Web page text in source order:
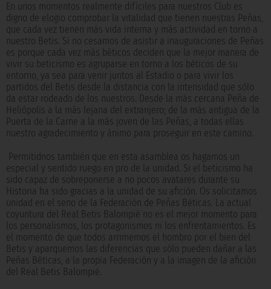
En unos momentos realmente difíciles para nuestros Club es
digno de elogio comprobar la vitalidad que tienen nuestras Peñas,
que cada vez tienen más vida interna y más actividad en torno a
nuestro Betis. Si no cesamos de asistir a inauguraciones de Peñas
es porque cada vez más béticos deciden que la mejor manera de
vivir su beticismo es agruparse en torno a los béticos de su
entorno, ya sea para venir juntos al Estadio o para vivir los
partidos del Betis desde la distancia con la intensidad que sólo
da estar rodeado de los nuestros. Desde la más cercana Peña de
Heliópolis a la más lejana del extranjero; de la más antigua de la
Puerta de la Carne a la más joven de las Peñas, a todas ellas
nuestro agradecimiento y ánimo para proseguir en este camino.
Permitidnos también que en esta asamblea os hagamos un
especial y sentido ruego en pro de la unidad. Si el beticismo ha
sido capaz de sobreponerse a no pocos avatares durante su
Historia ha sido gracias a la unidad de su afición. Os solicitamos
unidad en el seno de la Federación de Peñas Béticas. La actual
coyuntura del Real Betis Balompié no es el mejor momento para
los personalismos, los protagonismos ni los enfrentamientos. Es
el momento de que todos arrimemos el hombro por el bien del
Betis y aparquemos las diferencias que sólo pueden dañar a las
Peñas Béticas, a la propia Federación y a la imagen de la afición
del Real Betis Balompié.